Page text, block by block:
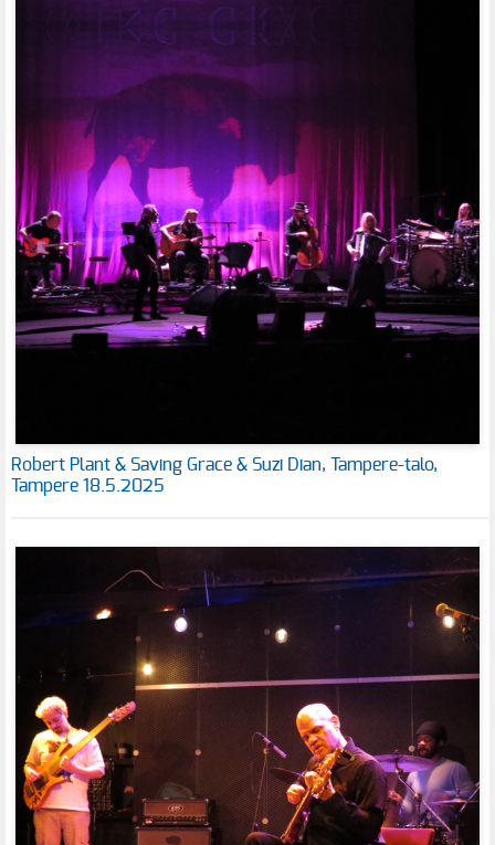
Robert Plant & Saving Grace & Suzi Dian, Tampere-talo,
Tampere 18.5.2025